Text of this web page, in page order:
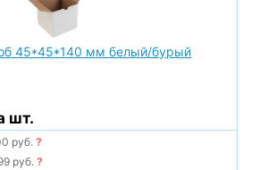
45*45*140 мм белый/бурый
шт.
руб.?
руб.?